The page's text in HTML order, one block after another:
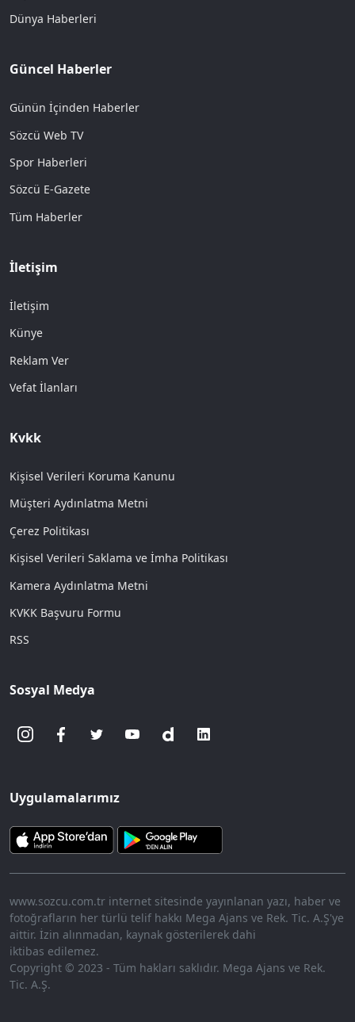
Dünya Haberleri
Güncel Haberler
Günün İçinden Haberler
Sözcü Web TV
Spor Haberleri
Sözcü E-Gazete
Tüm Haberler
İletişim
İletişim
Künye
Reklam Ver
Vefat İlanları
Kvkk
Kişisel Verileri Koruma Kanunu
Müşteri Aydınlatma Metni
Çerez Politikası
Kişisel Verileri Saklama ve İmha Politikası
Kamera Aydınlatma Metni
KVKK Başvuru Formu
RSS
Sosyal Medya
Uygulamalarımız
www.sozcu.com.tr internet sitesinde yayınlanan yazı, haber ve
fotoğrafların her türlü telif hakkı Mega Ajans ve Rek. Tic. A.Ş'ye
aittir. İzin alınmadan, kaynak gösterilerek dahi
iktibas edilemez.
Copyright © 2023 - Tüm hakları saklıdır. Mega Ajans ve Rek.
Tic. A.Ş.